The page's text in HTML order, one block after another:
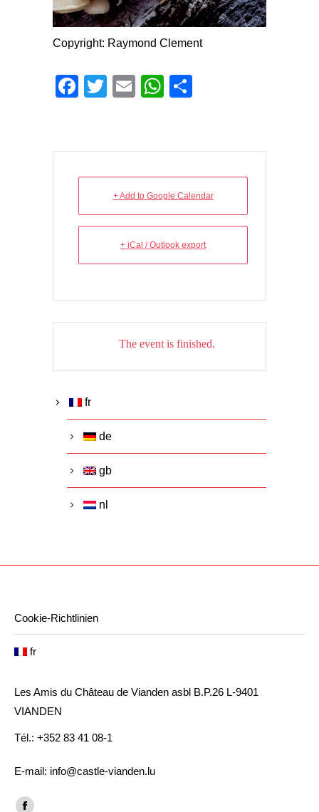
Copyright: Raymond Clement
Facebook
Twitter
EmailWhatsApp
+ Add to Google Calendar
+ iCal / Outlook export
The event is finished.
fr
de
gb
nl
Cookie-Richtlinien
fr
Les Amis du Château de Vianden asbl B.P.26 L-9401
VIANDEN
Tél.: +352 83 41 08-1
E-mail: info@castle-vianden.lu
Trouvez nous sur :